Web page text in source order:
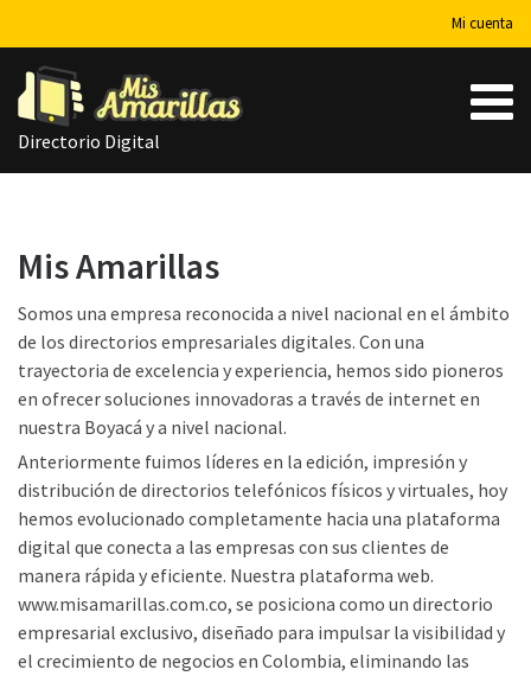
Mi cuenta
Directorio Digital
Mis Amarillas
Somos una empresa reconocida a nivel nacional en el ámbito
de los directorios empresariales digitales. Con una
trayectoria de excelencia y experiencia, hemos sido pioneros
en ofrecer soluciones innovadoras a través de internet en
nuestra Boyacá y a nivel nacional.
Anteriormente fuimos líderes en la edición, impresión y
distribución de directorios telefónicos físicos y virtuales, hoy
hemos evolucionado completamente hacia una plataforma
digital que conecta a las empresas con sus clientes de
manera rápida y eficiente. Nuestra plataforma web.
www.misamarillas.com.co, se posiciona como un directorio
empresarial exclusivo, diseñado para impulsar la visibilidad y
el crecimiento de negocios en Colombia, eliminando las